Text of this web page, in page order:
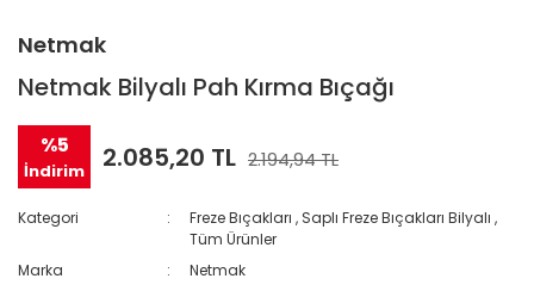
Netmak
Netmak Bilyalı Pah Kırma Bıçağı
%5
İndirim 2.085,20 TL 2.194,94 TL
Kategori Freze Bıçakları , Saplı Freze Bıçakları Bilyalı ,
Tüm Ürünler
Marka
Netmak